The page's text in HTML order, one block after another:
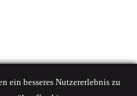
ein besseres Nutzererlebnis zu